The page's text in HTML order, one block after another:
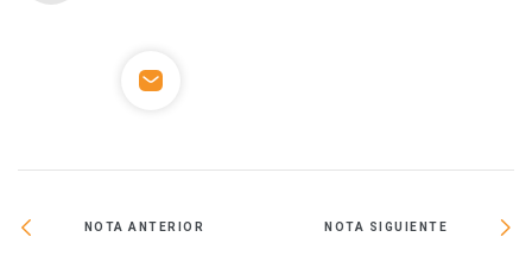
NOTA ANTERIOR NOTA SIGUIENTE